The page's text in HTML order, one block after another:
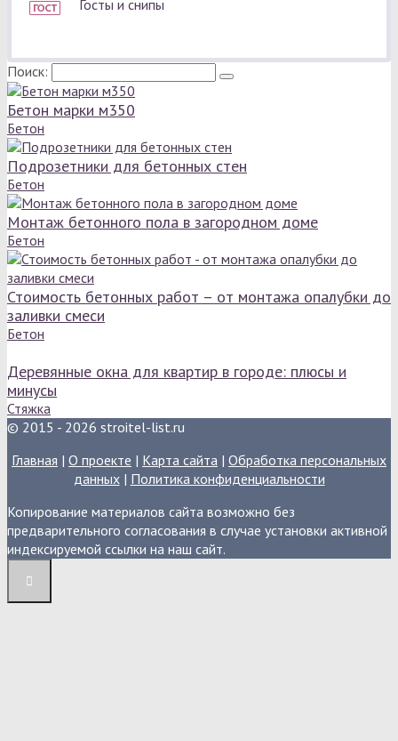
Госты и снипы
Поиск:
Бетон марки м350
Бетон
Подрозетники для бетонных стен
Бетон
Монтаж бетонного пола в загородном доме
Бетон
Стоимость бетонных работ – от монтажа опалубки до
заливки смеси
Бетон
Деревянные окна для квартир в городе: плюсы и
минусы
Стяжка
© 2015 - 2026 stroitel-list.ru
Главная | О проекте | Карта сайта | Обработка персональных
данных| Политика конфиденциальности
Копирование материалов сайта возможно без
предварительного согласования в случае установки активной
индексируемой ссылки на наш сайт.